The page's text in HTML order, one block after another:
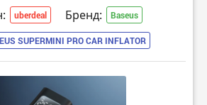
uberdeal Бренд: Baseus
SUPERMINI PRO CAR INFLATOR